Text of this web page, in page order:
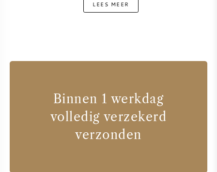
LEES MEER
Binnen 1 werkdag
volledig verzekerd
verzonden